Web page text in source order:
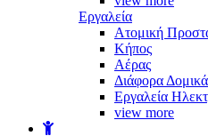
Εργαλεία
Aτομική
Kήπος
Αέρας
Διάφορα
Εργαλεία
view more